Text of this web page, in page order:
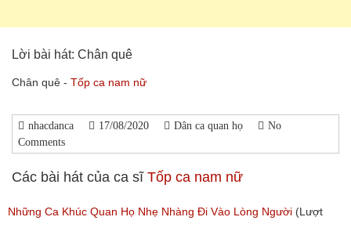
Lời bài hát: Chân quê
Chân quê - Tốp ca nam nữ
nhacdanca 17/08/2020 Dân ca quan họ
No
Comments
Các bài hát của ca sĩ Tốp ca nam nữ
Những Ca Khúc Quan Họ Nhẹ Nhàng Đi Vào Lòng Người (Lượt